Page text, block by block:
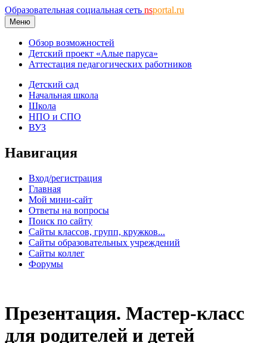
Образовательная социальная сеть nsportal.ru
Меню
Обзор возможностей
Детский проект «Алые паруса»
Аттестация педагогических работников
Детский сад
Начальная школа
Школа
НПО и СПО
ВУЗ
Навигация
Вход/регистрация
Главная
Мой мини-сайт
Ответы на вопросы
Поиск по сайту
Сайты классов, групп, кружков...
Сайты образовательных учреждений
Сайты коллег
Форумы
Презентация. Мастер-класс
для родителей и детей